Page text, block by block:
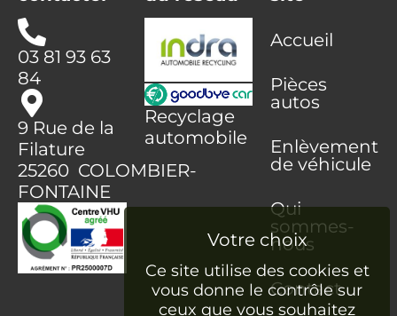
03 81 93 63
84
9 Rue de la
Filature
25260 COLOMBIER-
FONTAINE
Recyclage
automobile
Accueil
Pièces
autos
Enlèvement
de véhicule
Qui
sommes-
nous
Contact
Ce site utilise des cookies et
vous donne le contrôle sur
ceux que vous souhaitez